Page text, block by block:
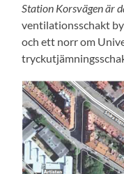
Station Korsvägen är
ventilationsschakt
och ett norr om